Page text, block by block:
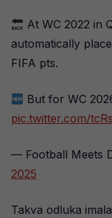
At WC 2022 in
automatically
FIFA pts.
But for WC
pic.twitter.com/
— Football Meets
2025
Takva odluka